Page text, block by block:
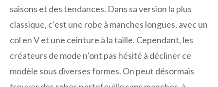
saisons et des tendances. Dans sa version la plus
classique, c’est une robe à manches longues, avec un
col en V et une ceinture à la taille. Cependant, les
créateurs de mode n’ont pas hésité à décliner ce
modèle sous diverses formes. On peut désormais